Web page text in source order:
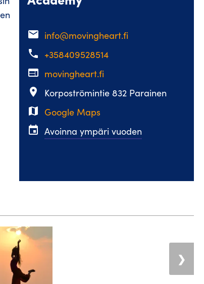
email info@movingheart.fi
phone +358409528514
web movingheart.fi
place
Korpoströmintie 832 Parainen
map
Google Maps
event Avoinna ympäri vuoden
❯